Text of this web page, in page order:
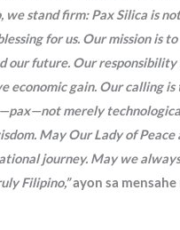
we stand firm: Pax Silica is
for us. Our mission is
our future. Our responsibility
economic gain. Our calling is
merely
May Our Lady of Peace
journey. May we
Filipino,”ayon sa mensahe